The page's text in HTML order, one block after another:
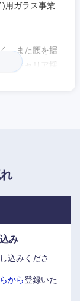
)用ガラス事業
、また腰を据
。キャリア採
み
込みくださ
から登録いた